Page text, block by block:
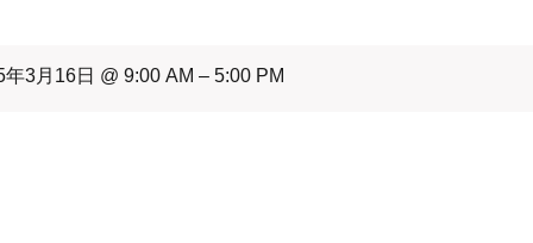
年3月16日 @ 9:00 AM – 5:00 PM